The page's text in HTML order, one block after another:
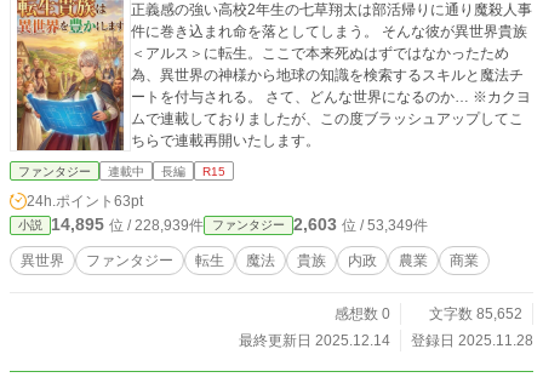
正義感の強い高校2年生の七草翔太は部活帰りに通り魔殺人事
件に巻き込まれ命を落としてしまう。 そんな彼が異世界貴族
＜アルス＞に転生。ここで本来死ぬはずではなかったため
為、異世界の神様から地球の知識を検索するスキルと魔法チ
ートを付与される。 さて、どんな世界になるのか… ※カクヨ
ムで連載しておりましたが、この度ブラッシュアップしてこ
ちらで連載再開いたします。
ファンタジー 連載中 長編 R15
24h.ポイント 63pt
小説 14,895 位 / 228,939件 ファンタジー 2,603 位 / 53,349件
異世界 ファンタジー 転生 魔法 貴族 内政 農業 商業
感想数 0
文字数 85,652
最終更新日 2025.12.14
登録日 2025.11.28